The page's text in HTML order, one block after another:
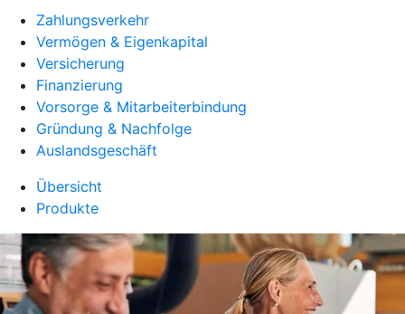
Zahlungsverkehr
Vermögen & Eigenkapital
Versicherung
Finanzierung
Vorsorge & Mitarbeiterbindung
Gründung & Nachfolge
Auslandsgeschäft
Übersicht
Produkte